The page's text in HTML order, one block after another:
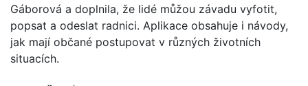
Gáborová a doplnila, že lidé můžou závadu vyfotit,
popsat a odeslat radnici. Aplikace obsahuje i návody,
jak mají občané postupovat v různých životních
situacích.